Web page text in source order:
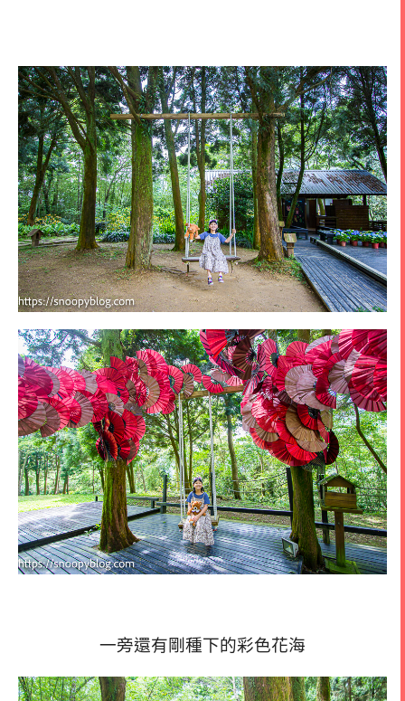
一旁還有剛種下的彩色花海